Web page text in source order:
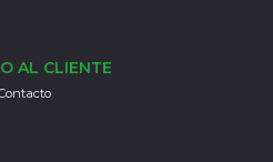
AL CLIENTE